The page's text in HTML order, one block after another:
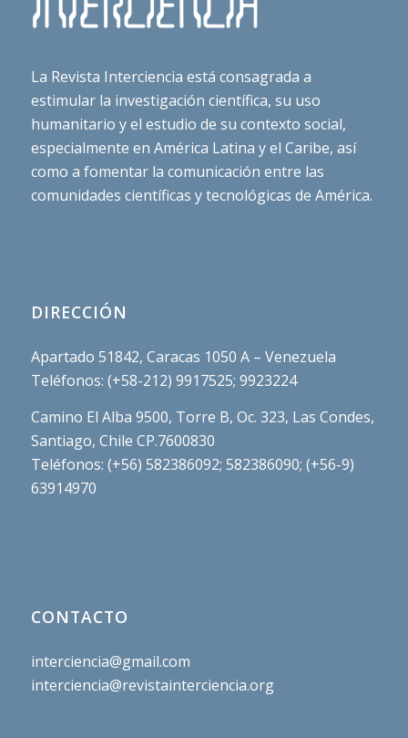
La Revista Interciencia está consagrada a
estimular la investigación científica, su uso
humanitario y el estudio de su contexto social,
especialmente en América Latina y el Caribe, así
como a fomentar la comunicación entre las
comunidades científicas y tecnológicas de América.
DIRECCIÓN
Apartado 51842, Caracas 1050 A – Venezuela
Teléfonos: (+58-212) 9917525; 9923224
Camino El Alba 9500, Torre B, Oc. 323, Las Condes,
Santiago, Chile CP.7600830
Teléfonos: (+56) 582386092; 582386090; (+56-9)
63914970
CONTACTO
interciencia@gmail.com
interciencia@revistainterciencia.org